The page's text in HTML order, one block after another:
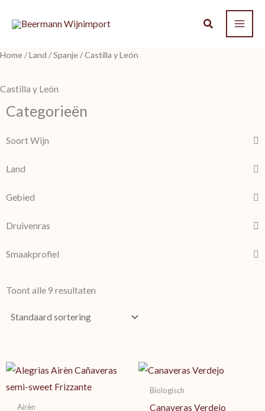
naar
inhoud
Home/Land /Spanje/ Castilla y León
Castilla y León
Categorieën
Soort Wijn
Land
Gebied
Druivenras
Smaakprofiel
Toont alle 9 resultaten
Airèn
Biologisch
Canaveras Verdejo